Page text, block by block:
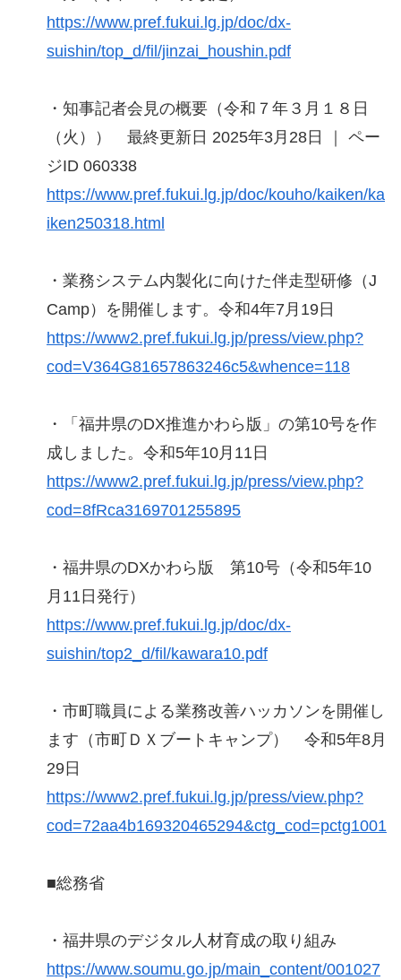
https://www.pref.fukui.lg.jp/doc/dx-
suishin/top_d/fil/jinzai_houshin.pdf
・知事記者会見の概要（令和７年３月１８日
（火）） 最終更新日 2025年3月28日 ｜ ペー
ジID 060338
https://www.pref.fukui.lg.jp/doc/kouho/kaiken/ka
iken250318.html
・業務システム内製化に向けた伴走型研修（J
Camp）を開催します。令和4年7月19日
https://www2.pref.fukui.lg.jp/press/view.php?
cod=V364G81657863246c5&whence=118
・「福井県のDX推進かわら版」の第10号を作
成しました。令和5年10月11日
https://www2.pref.fukui.lg.jp/press/view.php?
cod=8fRca3169701255895
・福井県のDXかわら版 第10号（令和5年10
月11日発行）
https://www.pref.fukui.lg.jp/doc/dx-
suishin/top2_d/fil/kawara10.pdf
・市町職員による業務改善ハッカソンを開催し
ます（市町ＤＸブートキャンプ） 令和5年8月
29日
https://www2.pref.fukui.lg.jp/press/view.php?
cod=72aa4b169320465294&ctg_cod=pctg1001
■総務省
・福井県のデジタル人材育成の取り組み
https://www.soumu.go.jp/main_content/001027